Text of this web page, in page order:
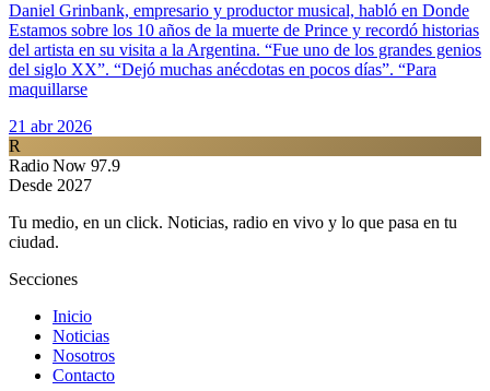
Daniel Grinbank, empresario y productor musical, habló en Donde
Estamos sobre los 10 años de la muerte de Prince y recordó historias
del artista en su visita a la Argentina. “Fue uno de los grandes genios
del siglo XX”. “Dejó muchas anécdotas en pocos días”. “Para
maquillarse
21 abr 2026
R
Radio Now 97.9
Desde 2027
Tu medio, en un click. Noticias, radio en vivo y lo que pasa en tu
ciudad.
Secciones
Inicio
Noticias
Nosotros
Contacto